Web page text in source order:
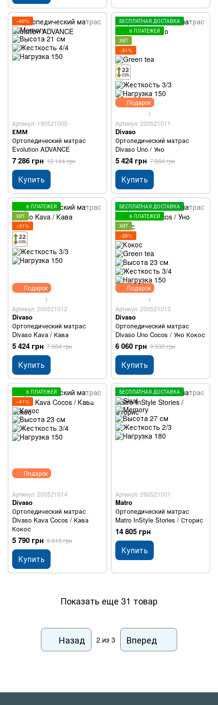
−40%
Артикул: 190521005
ЕММ
Ортопедический матрас
Evolution ADVANCE
7 286 грн 12 144 грн
Купить
Подарок
БЕСПЛАТНАЯ ДОСТАВКА
6 ПЛАТЕЖЕЙ
ХИТ
−31%
1
Артикул: 200521011
Divaso
Ортопедический матрас
Divaso Uno / Уно
5 424 грн 7 884 грн
Купить
Подарок
6 ПЛАТЕЖЕЙ
ХИТ
−31%
1
Артикул: 200521012
Divaso
Ортопедический матрас
Divaso Kava / Кава
5 424 грн 7 884 грн
Купить
Подарок
БЕСПЛАТНАЯ ДОСТАВКА
6 ПЛАТЕЖЕЙ
ХИТ
−39%
1
Артикул: 200521013
Divaso
Ортопедический матрас
Divaso Uno Cocos / Уно Кокос
6 060 грн 9 930 грн
Купить
Подарок
6 ПЛАТЕЖЕЙ
−41%
Артикул: 200521014
Divaso
Ортопедический матрас
Divaso Kava Cocos / Кава
Кокос
5 790 грн 9 810 грн
Купить
БЕСПЛАТНАЯ ДОСТАВКА
Артикул: 260521001
Matro
Ортопедический матрас
Matro InStyle Stories / Сторис
14 805 грн
Купить
Показать еще 31 товар
Назад 2 из 3 Вперед